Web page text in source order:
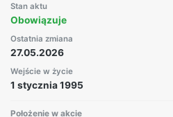
Stan aktu
Obowiązuje
Ostatnia zmiana
27.05.2026
Wejście w życie
1 stycznia 1995
Położenie w akcie